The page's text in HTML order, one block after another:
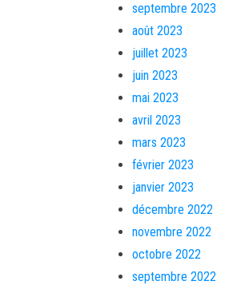
septembre 2023
août 2023
juillet 2023
juin 2023
mai 2023
avril 2023
mars 2023
février 2023
janvier 2023
décembre 2022
novembre 2022
octobre 2022
septembre 2022